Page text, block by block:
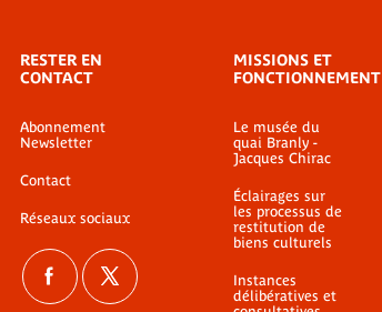
RESTER EN
CONTACT
Abonnement
Newsletter
Contact
Réseaux sociaux
MISSIONS ET
FONCTIONNEMENT
Le musée du
quai Branly -
Jacques Chirac
Éclairages sur
les processus de
restitution de
biens culturels
Instances
délibératives et